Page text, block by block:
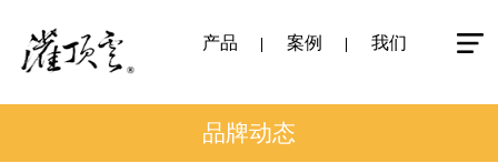
产品 案例 我们
品牌动态